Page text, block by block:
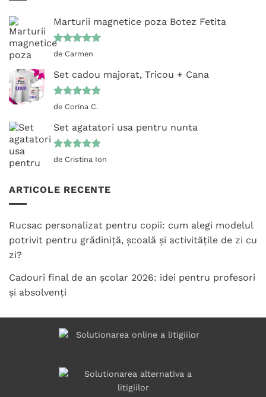
Marturii magnetice poza Botez Fetita
Evaluat la
de Carmen
Set cadou majorat, Tricou + Cana
Evaluat la
de Corina C.
Set agatatori usa pentru nunta
Evaluat la
de Cristina Ion
ARTICOLE RECENTE
Rucsac personalizat pentru copii: cum alegi modelul
potrivit pentru grădiniță, școală și activitățile de zi cu
zi?
Cadouri final de an școlar 2026: idei pentru profesori
și absolvenți